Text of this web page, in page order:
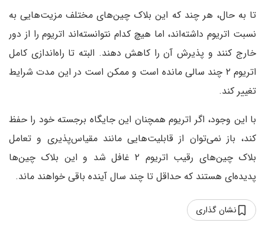
تا به حال، هر چند که این بلاک چین‌های مختلف مزیت‌هایی به
نسبت اتریوم داشته‌اند، اما هیچ کدام نتوانسته‌اند اتریوم را از دور
خارج کنند و پذیرش آن را کاهش دهند. البته تا راه‌اندازی کامل
اتریوم ۲ چند سالی مانده است و ممکن است در این مدت شرایط
تغییر کند.
با این وجود، اگر اتریوم همچنان این جایگاه برجسته خود را حفظ
کند، باز نمی‌توان از قابلیت‌هایی مانند مقیاس‌پذیری و تعامل
بلاک چین‌های رقیب اتریوم ۲ غافل شد و این بلاک چین‌ها
پدیده‌ای هستند که حداقل تا چند سال آینده باقی خواهند ماند.
نشان گذاری